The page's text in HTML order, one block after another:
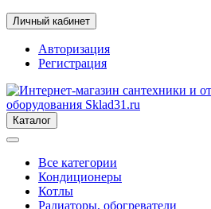
Личный кабинет
Авторизация
Регистрация
Каталог
Все категории
Кондиционеры
Котлы
Радиаторы, обогреватели